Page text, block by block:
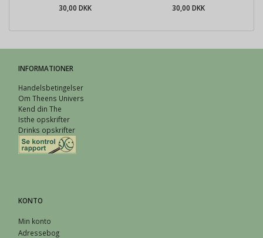
30,00 DKK
30,00 DKK
INFORMATIONER
Handelsbetingelser
Om Theens Univers
Kend din The
Isthe opskrifter
Drinks opskrifter
KONTO
Min konto
Adressebog